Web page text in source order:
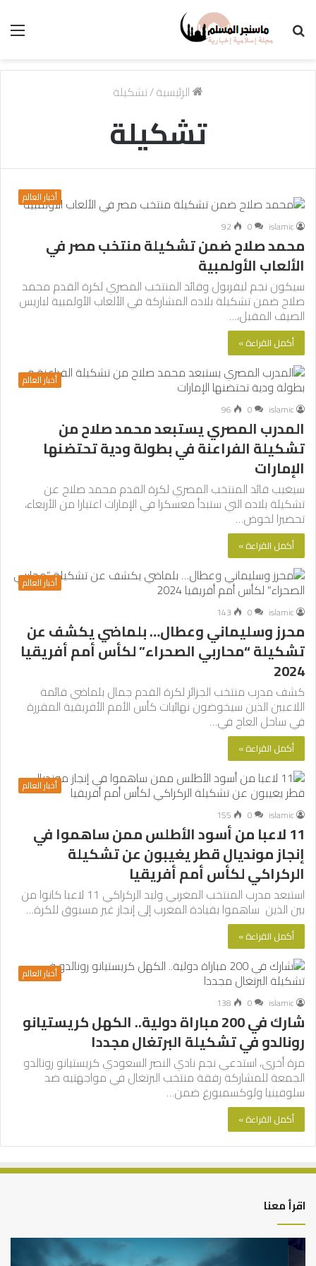
الرئيسية/تشكيلة
تشكيلة
أخبار العالم
islamic
0
92
محمد صلاح ضمن تشكيلة منتخب مصر في
الألعاب الأولمبية
سيكون نجم ليفربول وقائد المنتخب المصري لكرة القدم محمد
صلاح ضمن تشكيلة بلاده المشاركة في الألعاب الأولمبية لباريس
الصيف المقبل،…
أكمل القراءة »
أخبار العالم
islamic
0
96
المدرب المصري يستبعد محمد صلاح من
تشكيلة الفراعنة في بطولة ودية تحتضنها
الإمارات
سيغيب قائد المنتخب المصري لكرة القدم محمد صلاح عن
تشكيلة بلاده التي ستبدأ معسكرا في الإمارات اعتبارا من الأربعاء،
تحضيرا لخوض…
أكمل القراءة »
أخبار العالم
islamic
0
143
محرز وسليماني وعطال… بلماضي يكشف عن
تشكيلة “محاربي الصحراء” لكأس أمم أفريقيا
2024
كشف مدرب منتخب الجزائر لكرة القدم جمال بلماضي قائمة
اللاعبين الذين سيخوضون نهائيات كأس الأمم الأفريقية المقررة
في ساحل العاج في…
أكمل القراءة »
أخبار العالم
islamic
0
155
11 لاعبا من أسود الأطلس ممن ساهموا في
إنجاز مونديال قطر يغيبون عن تشكيلة
الركراكي لكأس أمم أفريقيا
استبعد مدرب المنتخب المغربي وليد الركراكي 11 لاعبا كانوا من
بين الذين ساهموا بقيادة المغرب إلى إنجاز غير مسبوق للكرة…
أكمل القراءة »
أخبار العالم
islamic
0
138
شارك في 200 مباراة دولية.. الكهل كريستيانو
رونالدو في تشكيلة البرتغال مجددا
مرة أخرى، استدعي نجم نادي النصر السعودي كريستيانو رونالدو
الجمعة للمشاركة رفقة منتخب البرتغال في مواجهتيه ضد
سلوفينيا ولوكسمبورغ ضمن…
أكمل القراءة »
اقرأ معنا
التوازن